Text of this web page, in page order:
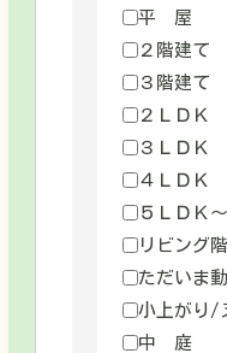
平 屋
２階建て
３階建て
２ＬＤＫ
３ＬＤＫ
４ＬＤＫ
５ＬＤＫ～
リビング
ただいま
小上がり/
中 庭